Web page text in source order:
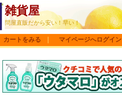
雑貨屋
問屋直販だから安い！早い！
カートをみる マイページへログイン